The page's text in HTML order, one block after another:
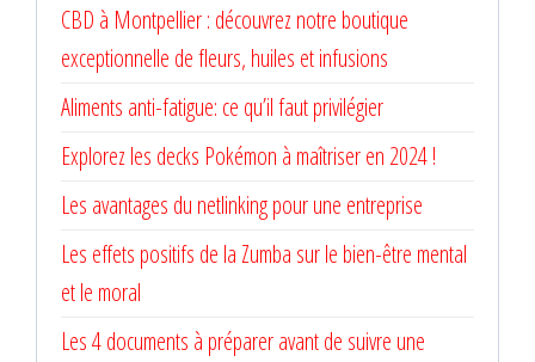
CBD à Montpellier : découvrez notre boutique
exceptionnelle de fleurs, huiles et infusions
Aliments anti-fatigue: ce qu’il faut privilégier
Explorez les decks Pokémon à maîtriser en 2024 !
Les avantages du netlinking pour une entreprise
Les effets positifs de la Zumba sur le bien-être mental
et le moral
Les 4 documents à préparer avant de suivre une